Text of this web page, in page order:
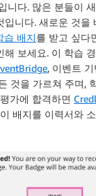
니다. 많은 분들이
니다. 새로운 것을
습 배지를 받고 싶다
해 보세요. 이 학습
, 이벤트
것을 가르쳐 주며,
가에 합격하면
배지를 이력서와